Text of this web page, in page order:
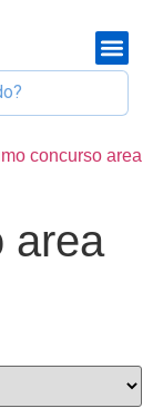
concurso area
area